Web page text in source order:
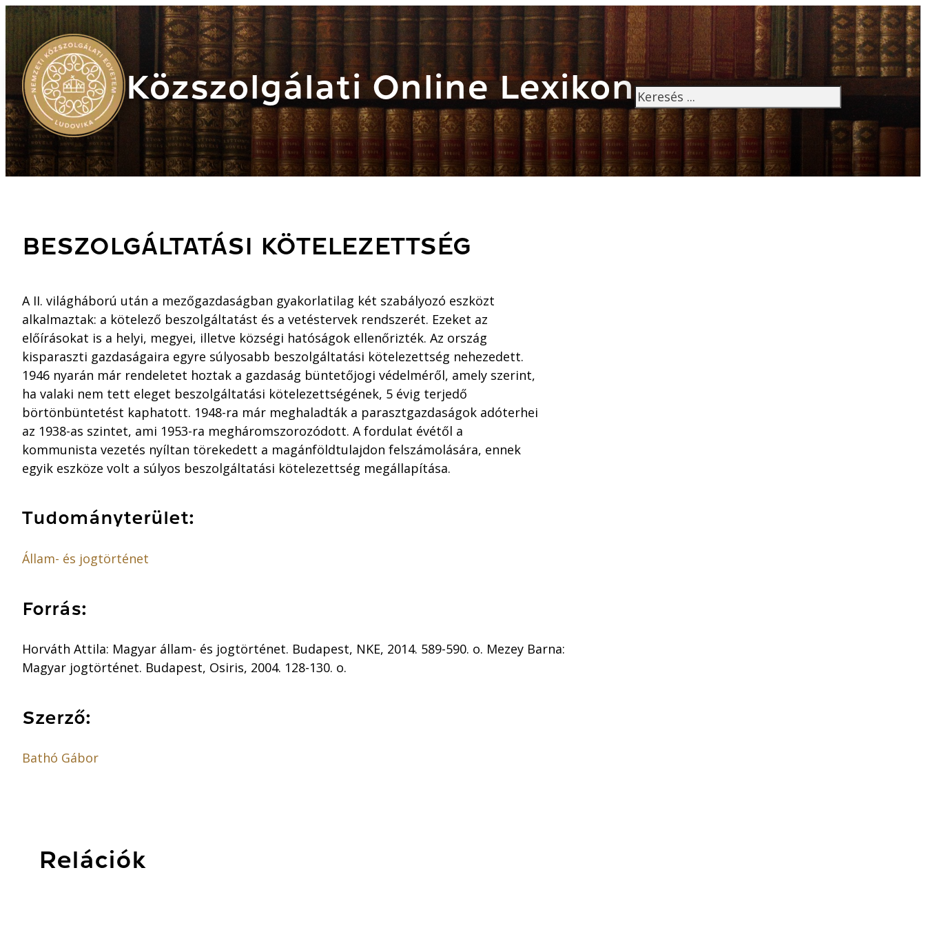
Közszolgálati Online Lexikon Keresés
BESZOLGÁLTATÁSI KÖTELEZETTSÉG
A II. világháború után a mezőgazdaságban gyakorlatilag két szabályozó eszközt
alkalmaztak: a kötelező beszolgáltatást és a vetéstervek rendszerét. Ezeket az
előírásokat is a helyi, megyei, illetve községi hatóságok ellenőrizték. Az ország
kisparaszti gazdaságaira egyre súlyosabb beszolgáltatási kötelezettség nehezedett.
1946 nyarán már rendeletet hoztak a gazdaság büntetőjogi védelméről, amely szerint,
ha valaki nem tett eleget beszolgáltatási kötelezettségének, 5 évig terjedő
börtönbüntetést kaphatott. 1948-ra már meghaladták a parasztgazdaságok adóterhei
az 1938-as szintet, ami 1953-ra megháromszorozódott. A fordulat évétől a
kommunista vezetés nyíltan törekedett a magánföldtulajdon felszámolására, ennek
egyik eszköze volt a súlyos beszolgáltatási kötelezettség megállapítása.
Tudományterület:
Állam- és jogtörténet
Forrás:
Horváth Attila: Magyar állam- és jogtörténet. Budapest, NKE, 2014. 589-590. o. Mezey Barna:
Magyar jogtörténet. Budapest, Osiris, 2004. 128-130. o.
Szerző:
Bathó Gábor
Relációk